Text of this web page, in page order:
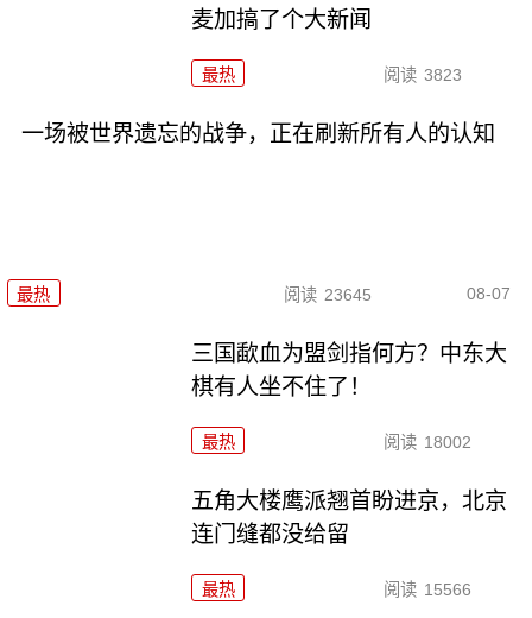
麦加搞了个大新闻
最热 阅读 3823
一场被世界遗忘的战争，正在刷新所有人的认知
最热 阅读 23645 08-07
三国歃血为盟剑指何方？中东大
棋有人坐不住了！
最热 阅读 18002
五角大楼鹰派翘首盼进京，北京
连门缝都没给留
最热 阅读 15566